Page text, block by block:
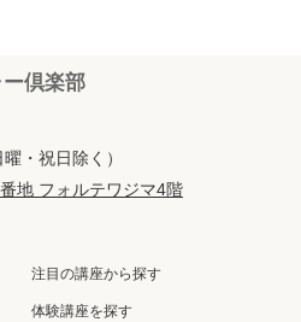
倶楽部
・祝日除く）
地 フォルテワジマ4階
注目の講座から探す
体験講座を探す